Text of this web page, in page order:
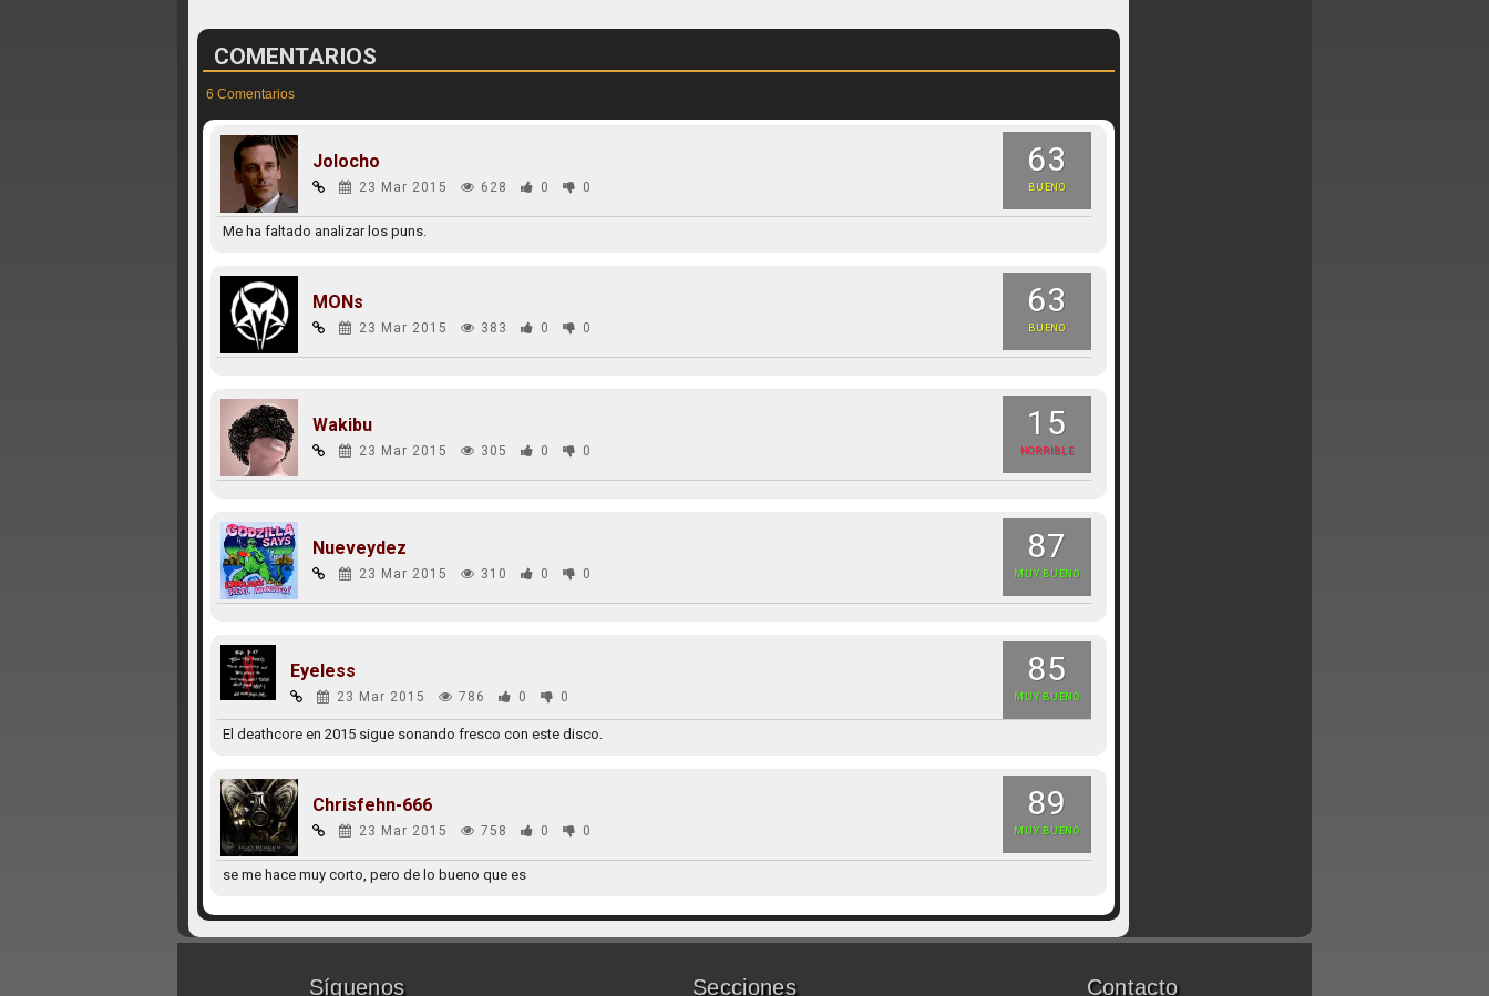
COMENTARIOS
6 Comentarios
63
BUENO
Jolocho
23 Mar 2015 628 0 0
Me ha faltado analizar los puns.
63
BUENO
MONs
23 Mar 2015 383 0 0
15
HORRIBLE
Wakibu
23 Mar 2015 305 0 0
87
MUY BUENO
Nueveydez
23 Mar 2015 310 0 0
85
MUY BUENO
Eyeless
23 Mar 2015 786 0 0
El deathcore en 2015 sigue sonando fresco con este disco.
89
MUY BUENO
Chrisfehn-666
23 Mar 2015 758 0 0
se me hace muy corto, pero de lo bueno que es
Síguenos Secciones Contacto